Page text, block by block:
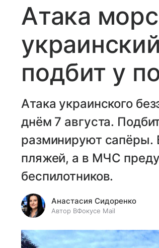
Атака
подбит у
Атака украинского
днём 7 августа.
разминируют сапёры.
пляжей, а в МЧС
беспилотников.
Анастасия Сидоренко
Автор ВФокусе Mail